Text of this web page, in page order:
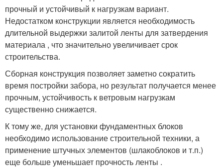
прочный и устойчивый к нагрузкам вариант.
Недостатком конструкции является необходимость
длительной выдержки залитой ленты для затвердения
материала , что значительно увеличивает срок
строительства.
Сборная конструкция позволяет заметно сократить
время постройки забора, но результат получается менее
прочным, устойчивость к ветровым нагрузкам
существенно снижается.
К тому же, для установки фундаментных блоков
необходимо использование строительной техники, а
применение штучных элементов (шлакоблоков и т.п.)
еще больше уменьшает прочность ленты .